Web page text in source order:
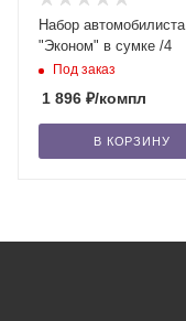
Набор автомобилиста
"Эконом" в сумке /4
Под заказ
1 896 ₽/компл
В КОРЗИНУ